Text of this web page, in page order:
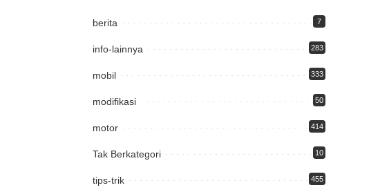
berita 7
info-lainnya 283
mobil 333
modifikasi 50
motor 414
Tak Berkategori 10
tips-trik 455